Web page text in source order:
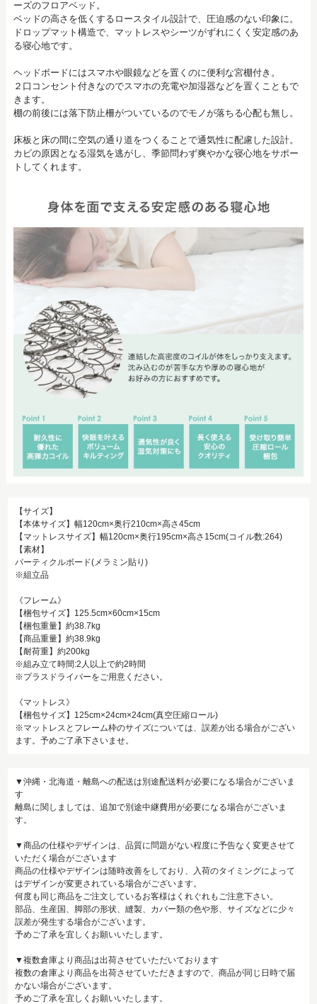
ーズのフロアベッド。
ベッドの高さを低くするロースタイル設計で、圧迫感のない印象に。
ドロップマット構造で、マットレスやシーツがずれにくく安定感のあ
る寝心地です。
ヘッドボードにはスマホや眼鏡などを置くのに便利な宮棚付き。
２口コンセント付きなのでスマホの充電や加湿器などを置くこともで
きます。
棚の前後には落下防止柵がついているのでモノが落ちる心配も無し。
床板と床の間に空気の通り道をつくることで通気性に配慮した設計。
カビの原因となる湿気を逃がし、季節問わず爽やかな寝心地をサポー
トしてくれます。
【サイズ】
【本体サイズ】幅120cm×奥行210cm×高さ45cm
【マットレスサイズ】幅120cm×奥行195cm×高さ15cm(コイル数:264)
【素材】
パーティクルボード(メラミン貼り)
※組立品
《フレーム》
【梱包サイズ】125.5cm×60cm×15cm
【梱包重量】約38.7kg
【商品重量】約38.9kg
【耐荷重】約200kg
※組み立て時間:2人以上で約2時間
※プラスドライバーをご用意ください。
《マットレス》
【梱包サイズ】125cm×24cm×24cm(真空圧縮ロール)
※マットレスとフレーム枠のサイズについては、誤差が出る場合がござい
ます。予めご了承下さいませ。
▼沖縄・北海道・離島への配送は別途配送料が必要になる場合がございま
す
離島に関しましては、追加で別途中継費用が必要になる場合がございま
す。
▼商品の仕様やデザインは、品質に問題がない程度に予告なく変更させて
いただく場合がございます
商品の仕様やデザインは随時改善をしており、入荷のタイミングによって
はデザインが変更されている場合がございます。
何度も同じ商品をご注文しているお客様はくれぐれもご注意下さい。
部品、生産国、脚部の形状、縫製、カバー類の色や形、サイズなどに少々
誤差が発生する場合がございます。
予めご了承を宜しくお願いいたします。
▼複数倉庫より商品は出荷させていただいております
複数の倉庫より商品を出荷させていただきますので、商品が同じ日時で届
かない場合がございます。
予めご了承を宜しくお願いいたします。